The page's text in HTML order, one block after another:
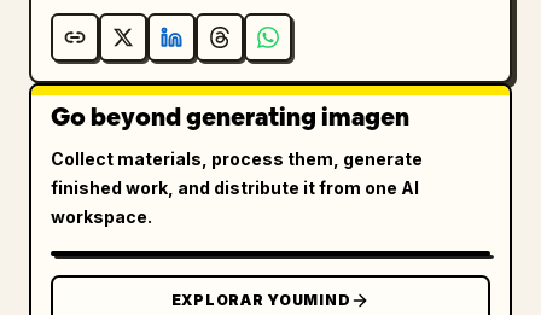
Go beyond generating imagen
Collect materials, process them, generate
finished work, and distribute it from one AI
workspace.
EXPLORAR YOUMIND